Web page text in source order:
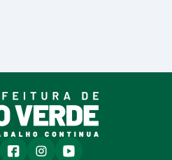
facebookinstagramyoutube